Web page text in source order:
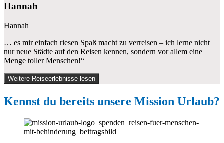
Hannah
Hannah
… es mir einfach riesen Spaß macht zu verreisen – ich lerne nicht
nur neue Städte auf den Reisen kennen, sondern vor allem eine
Menge toller Menschen!“
Weitere Reiseerlebnisse lesen
Kennst du bereits unsere Mission Urlaub?